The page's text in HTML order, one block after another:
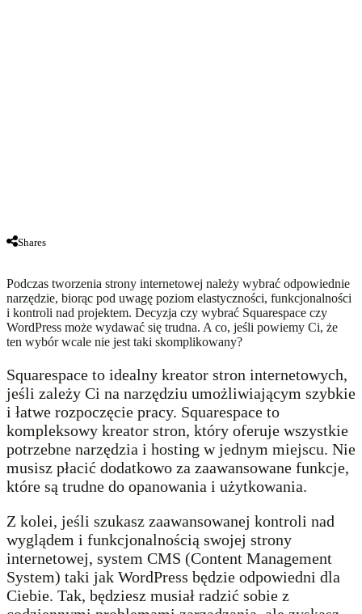
Shares
Podczas tworzenia strony internetowej należy wybrać odpowiednie
narzędzie, biorąc pod uwagę poziom elastyczności, funkcjonalności
i kontroli nad projektem. Decyzja czy wybrać Squarespace czy
WordPress może wydawać się trudna. A co, jeśli powiemy Ci, że
ten wybór wcale nie jest taki skomplikowany?
Squarespace to idealny kreator stron internetowych,
jeśli zależy Ci na narzędziu umożliwiającym szybkie
i łatwe rozpoczęcie pracy. Squarespace to
kompleksowy kreator stron, który oferuje wszystkie
potrzebne narzędzia i hosting w jednym miejscu. Nie
musisz płacić dodatkowo za zaawansowane funkcje,
które są trudne do opanowania i użytkowania.
Z kolei, jeśli szukasz zaawansowanej kontroli nad
wyglądem i funkcjonalnością swojej strony
internetowej, system CMS (Content Management
System) taki jak WordPress będzie odpowiedni dla
Ciebie. Tak, będziesz musiał radzić sobie z